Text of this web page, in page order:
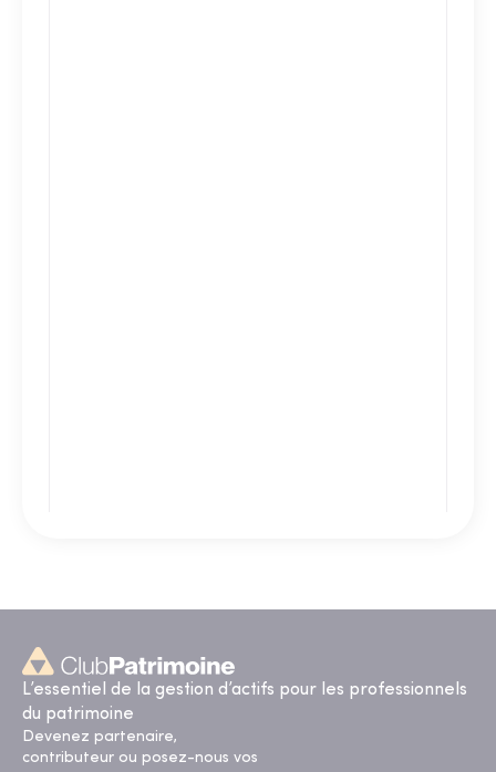
L’essentiel de la gestion d’actifs pour les professionnels
du patrimoine
Devenez partenaire,
contributeur ou posez-nous vos